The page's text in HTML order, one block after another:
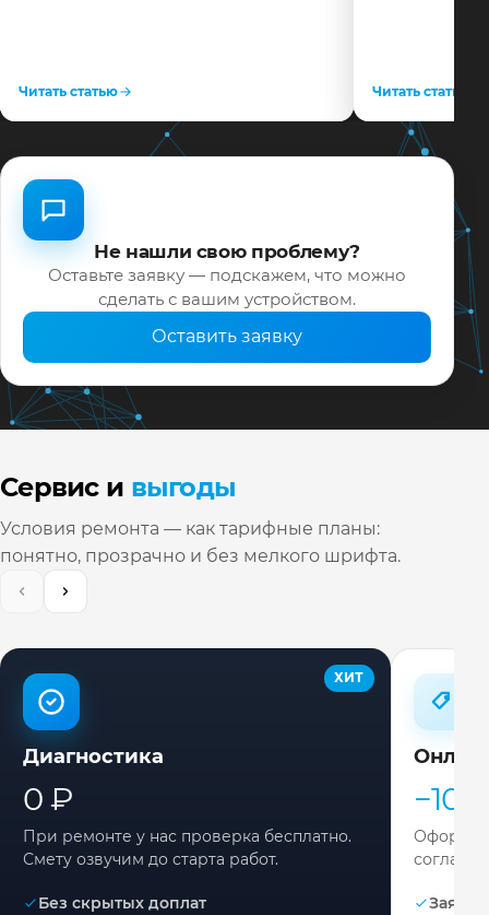
Читать статью Читать статью
Не нашли свою проблему?
Оставьте заявку — подскажем, что можно
сделать с вашим устройством.
Оставить заявку
Сервис и выгоды
Условия ремонта — как тарифные планы:
понятно, прозрачно и без мелкого шрифта.
ХИТ
Диагностика
0 ₽
При ремонте у нас проверка бесплатно.
Смету озвучим до старта работ.
Без скрытых доплат
−10%
Заявка